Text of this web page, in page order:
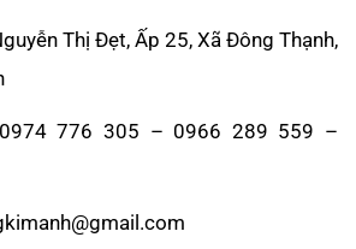
Thị Đẹt, Ấp 25, Xã Đông Thạnh,
0974 776 305 – 0966 289 559 –